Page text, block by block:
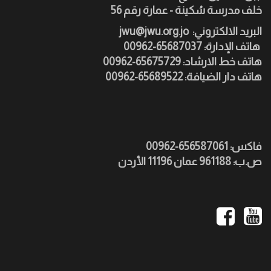
خلف مدرسة سُكينة - عمارة رقم 56
jwu@jwu.org.jo :البريد الالكتروني
هاتف خط الارشاد: 65675729-00962
هاتف دار الضيافة: 65689522-00962
فاكس: 656587061-00962
ص.ب: 961188 عمان 11196 الأردن